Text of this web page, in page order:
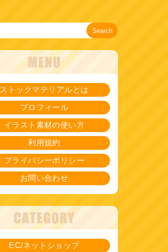
Search
ストックマテリアルとは
プロフィール
イラスト素材の使い方
利用規約
プライバシーポリシー
お問い合わせ
EC/ネットショップ